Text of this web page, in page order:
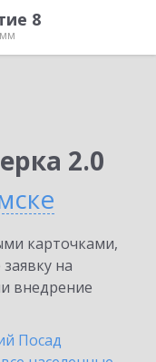
8
2.0
карточками,
на
внедрение
Посад